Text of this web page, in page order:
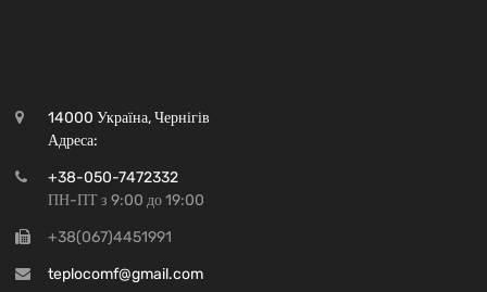
14000 Україна, Чернігів
Адреса:
+38-050-7472332
ПН-ПТ з 9:00 до 19:00
+38(067)4451991
teplocomf@gmail.com